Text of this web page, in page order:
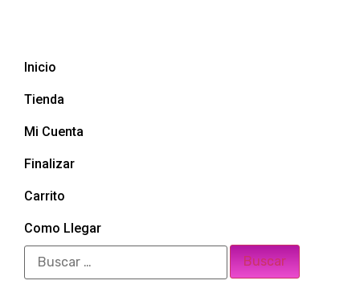
Inicio
Tienda
Mi Cuenta
Finalizar
Carrito
Como Llegar